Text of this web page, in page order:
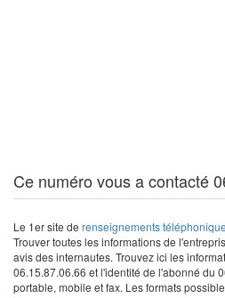
Ce numéro vous a contacté
Le 1er site de renseignements
Trouver toutes les informations de
avis des internautes. Trouvez ici les
06.15.87.06.66 et l'identité de l'abonné du
portable, mobile et fax. Les formats